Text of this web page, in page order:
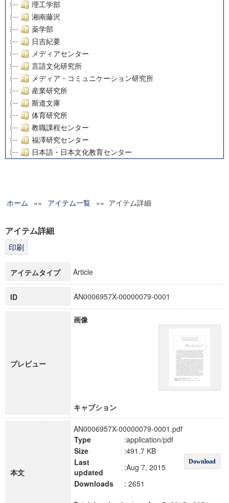
理工学部
湘南藤沢
薬学部
日吉紀要
メディアセンター
言語文化研究所
メディア・コミュニケーション研究所
産業研究所
斯道文庫
体育研究所
教職課程センター
福澤研究センター
日本語・日本文化教育センター
グローバルリサーチインスティテュート
科学研究費補助金研究成果報告書
博士課程教育リーディングプログラム「超成熟社会発展のサ
ホーム »» アイテム一覧 »» アイテム詳細
アイテム詳細
アイテムタイプ Article
ID AN0006957X-00000079-0001
プレビュー
画像
キャプション
本文
AN0006957X-00000079-0001.pdf
Type
:application/pdf
Download
Size
:491.7 KB
Last
updated
:Aug 7, 2015
Downloads
: 2651